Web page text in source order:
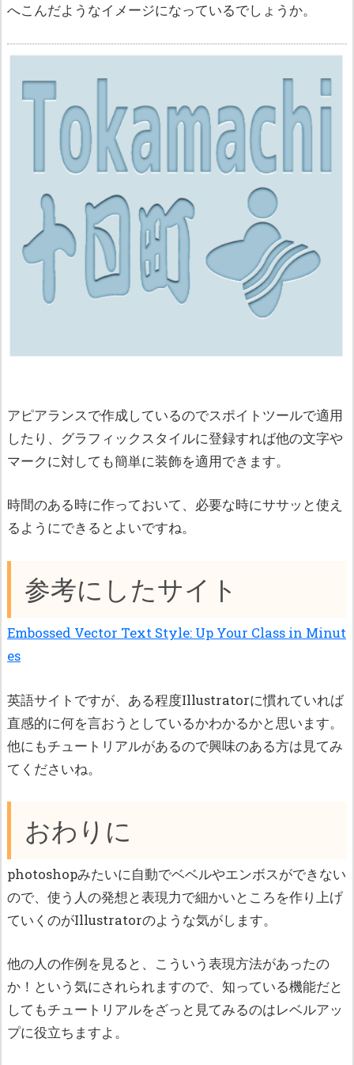
へこんだようなイメージになっているでしょうか。
アピアランスで作成しているのでスポイトツールで適用
したり、グラフィックスタイルに登録すれば他の文字や
マークに対しても簡単に装飾を適用できます。
時間のある時に作っておいて、必要な時にササッと使え
るようにできるとよいですね。
参考にしたサイト
Embossed Vector Text Style: Up Your Class in Minut
es
英語サイトですが、ある程度Illustratorに慣れていれば
直感的に何を言おうとしているかわかるかと思います。
他にもチュートリアルがあるので興味のある方は見てみ
てくださいね。
おわりに
photoshopみたいに自動でベベルやエンボスができない
ので、使う人の発想と表現力で細かいところを作り上げ
ていくのがIllustratorのような気がします。
他の人の作例を見ると、こういう表現方法があったの
か！という気にされられますので、知っている機能だと
してもチュートリアルをざっと見てみるのはレベルアッ
プに役立ちますよ。